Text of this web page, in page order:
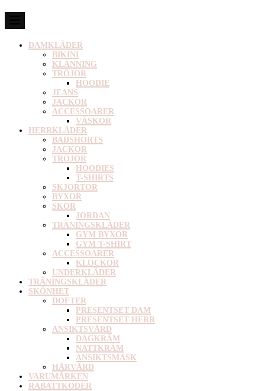
DAMKLÄDER
BIKINI
KLÄNNING
TRÖJOR
HOODIE
JEANS
JACKOR
ACCESSOARER
VÄSKOR
HERRKLÄDER
BADSHORTS
JACKOR
TRÖJOR
HOODIES
T-SHIRTS
SKJORTOR
BYXOR
SKOR
JORDAN
TRÄNINGSKLÄDER
GYM BYXOR
GYM T-SHIRT
ACCESSOARER
KLOCKOR
UNDERKLÄDER
TRÄNINGSKLÄDER
SKÖNHET
DOFTER
PRESENTSET DAM
PRESENTSET HERR
ANSIKTSVÅRD
DAGKRÄM
NATTKRÄM
ANSIKTSMASK
HÅRVÅRD
VARUMÄRKEN
RABATTKODER